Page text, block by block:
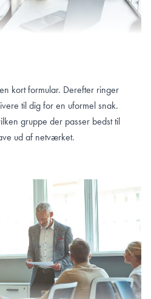
kort formular. Derefter ringer
til dig for en uformel snak.
gruppe der passer bedst til
ud af netværket.